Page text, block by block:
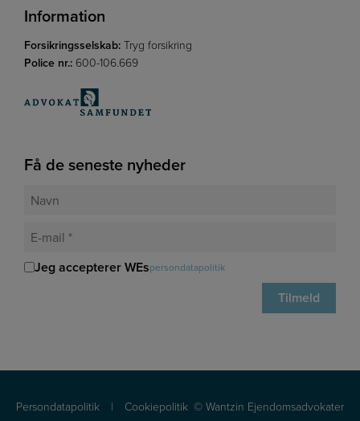
Information
Forsikringsselskab: Tryg forsikring
Police nr.: 600-106.669
Få de seneste nyheder
Jeg accepterer WEspersondatapolitik
Persondatapolitik | Cookiepolitik © Wantzin Ejendomsadvokater